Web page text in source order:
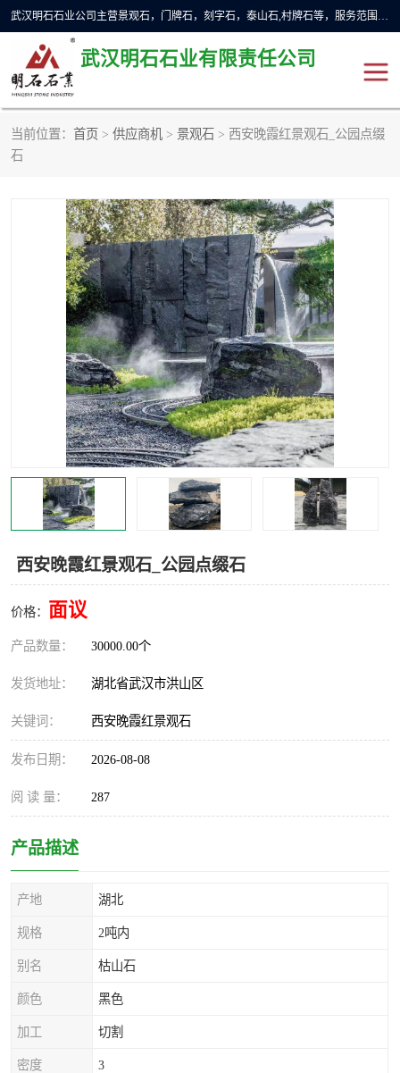
武汉明石石业公司主营景观石，门牌石，刻字石，泰山石,村牌石等，服务范围主要有：武汉，咸宁等地区。公司秉承敬业奉献、锐意创新的企业精神，从无到有，从小到大，以一种产业报国的创业精神，竭诚为客户提供服务，为社会设计财富。
武汉明石石业有限责任公司
当前位置： 首页 > 供应商机 > 景观石 > 西安晚霞红景观石_公园点缀
石
西安晚霞红景观石_公园点缀石
价格： 面议
产品数量： 30000.00个
发货地址： 湖北省武汉市洪山区
关键词： 西安晚霞红景观石
发布日期： 2026-08-08
阅 读 量： 287
产品描述
产地 湖北
规格 2吨内
别名 枯山石
颜色 黑色
加工 切割
密度 3
门牌石 奠基石
黄蜡石 大型石雕
人物雕塑 异型石材
石雕狮子 刻字石